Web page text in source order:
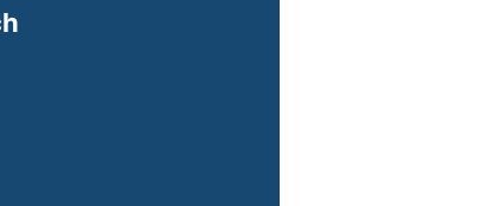
Ihr E-Mail-Programm)